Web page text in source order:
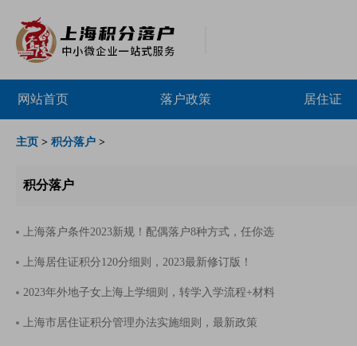
网站首页 落户政策 居住证
主页 > 积分落户 >
积分落户
上海落户条件2023新规！配偶落户8种方式，任你选
上海居住证积分120分细则，2023最新修订版！
2023年外地子女上海上学细则，转学入学流程+材料
上海市居住证积分管理办法实施细则，最新政策